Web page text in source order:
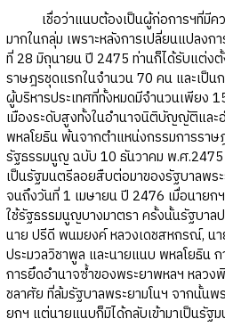
เชื่อว่าแนบต้องเป็นผู้ก่อการฯที่มีคว
มากในกลุ่ม เพราะหลังการเปลี่ยนแปลง
ที่ 28 มิถุนายน ปี 2475 ท่านก็ได้รับแต่ง
ราษฎรชุดแรกในจำนวน 70 คน และเป็
ผู้บริหารประเทศที่ทั้งหมดมีจำนวนเพียง
เมืองระดับสูงทั้งในอำนาจนิติบัญญัติและ
พหลโยธิน พ้นจากตำแหน่งกรรมการราษ
รัฐธรรมนูญ ฉบับ 10 ธันวาคม พ.ศ
เป็นรัฐมนตรีลอยสืบต่อมาของรัฐบาลพร
จนถึงวันที่ 1 เมษายน ปี 2476 เมื่อนายก
ใช้รัฐธรรมนูญบางมาตรา ครั้งนั้นรัฐบา
นาย ปรีดี พนมยงค์ หลวงเดชสหกรณ์, น
ประมวลวิชาพูล และนายแนบ พหลโยธิน
การยึดอำนาจซ้ำของพระยาพหลฯ หลวง
ชลาศัย ที่ล้มรัฐบาลพระยามโนฯ จากนั้นพ
ยกฯ แต่นายแนบก็มิได้กลับเข้ามาเป็นรัฐ